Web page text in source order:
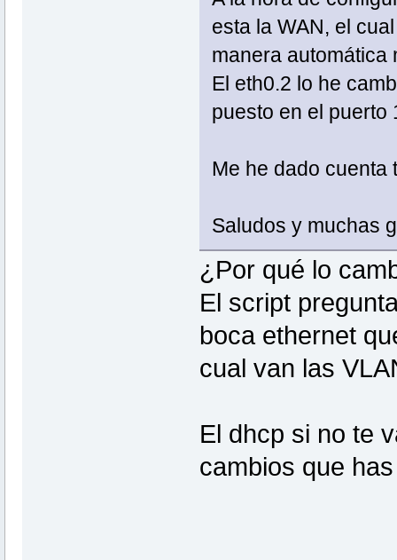
esta la WAN, el
manera automática
El eth0.2 lo he
puesto en el puerto
Me he dado
Saludos y muchas
¿Por qué lo
El script
boca ethernet
cual van las
El dhcp si no te
cambios que